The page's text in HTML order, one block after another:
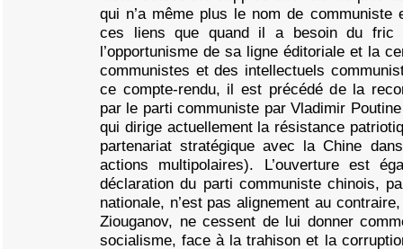
qui n’a même plus le nom de
ces liens que quand il a besoin du fric
l’opportunisme de sa ligne éditoriale et la
communistes et des intellectuels
ce compte-rendu, il est précédé de la
par le parti communiste par Vladimir
qui dirige actuellement la résistance
partenariat stratégique avec la Chine
actions multipolaires). L’ouverture est
déclaration du parti communiste chinois,
nationale, n’est pas alignement au
Ziouganov, ne cessent de lui donner
socialisme, face à la trahison et la